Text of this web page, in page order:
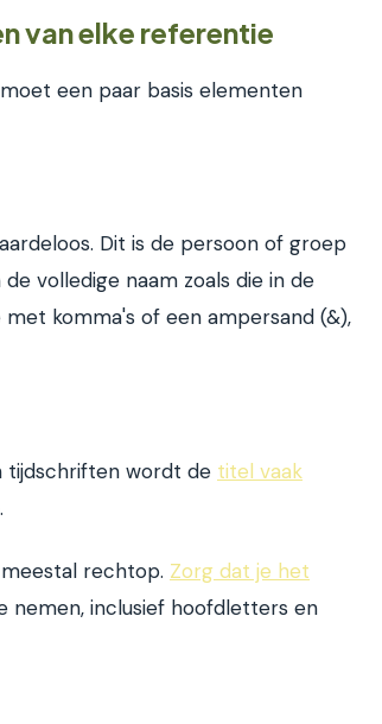
van elke referentie
een paar basis elementen
Dit is de persoon of groep
volledige naam zoals die in de
komma's of een ampersand (&),
tijdschriften wordt de titel vaak
rechtop. Zorg dat je het
inclusief hoofdletters en